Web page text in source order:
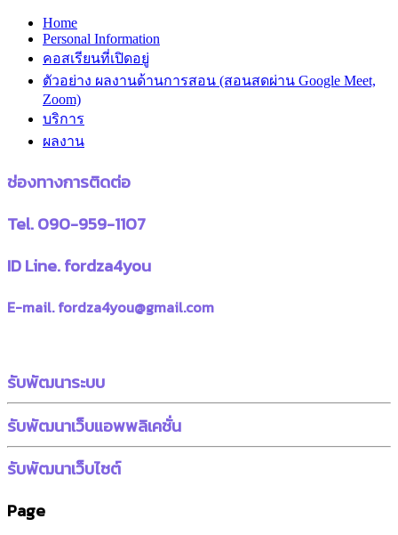
Home
Personal Information
คอสเรียนที่เปิดอยู่
ตัวอย่าง ผลงานด้านการสอน (สอนสดผ่าน Google Meet,
Zoom)
บริการ
ผลงาน
ช่องทางการติดต่อ
Tel. 090-959-1107
ID Line. fordza4you
E-mail. fordza4you@gmail.com
รับพัฒนาระบบ
รับพัฒนาเว็บแอพพลิเคชั่น
รับพัฒนาเว็บไซต์
Page